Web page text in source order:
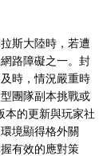
斯大陸時，若遭
路障礙之一。封
時，情況嚴重時
團隊副本挑戰或
本的更新與玩家社
境顯得格外關
有效的應對策